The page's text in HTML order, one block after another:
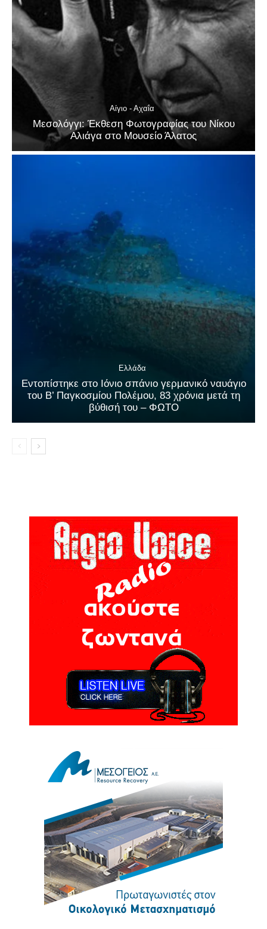
Αίγιο - Αχαΐα
Μεσολόγγι: Έκθεση Φωτογραφίας του Νίκου
Αλιάγα στο Μουσείο Άλατος
Ελλάδα
Εντοπίστηκε στο Ιόνιο σπάνιο γερμανικό ναυάγιο
του Β’ Παγκοσμίου Πολέμου, 83 χρόνια μετά τη
βύθισή του – ΦΩΤΟ